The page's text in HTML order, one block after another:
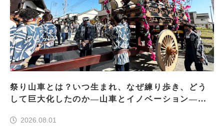
祭り山車とは？いつ生まれ、なぜ練り歩き、どう
して巨大化したのか―山車とイノベーション―＜
2026.08.01